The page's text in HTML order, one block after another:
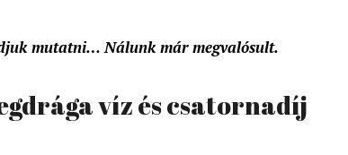
mutatni… Nálunk már megvalósult.
víz és csatornadíj